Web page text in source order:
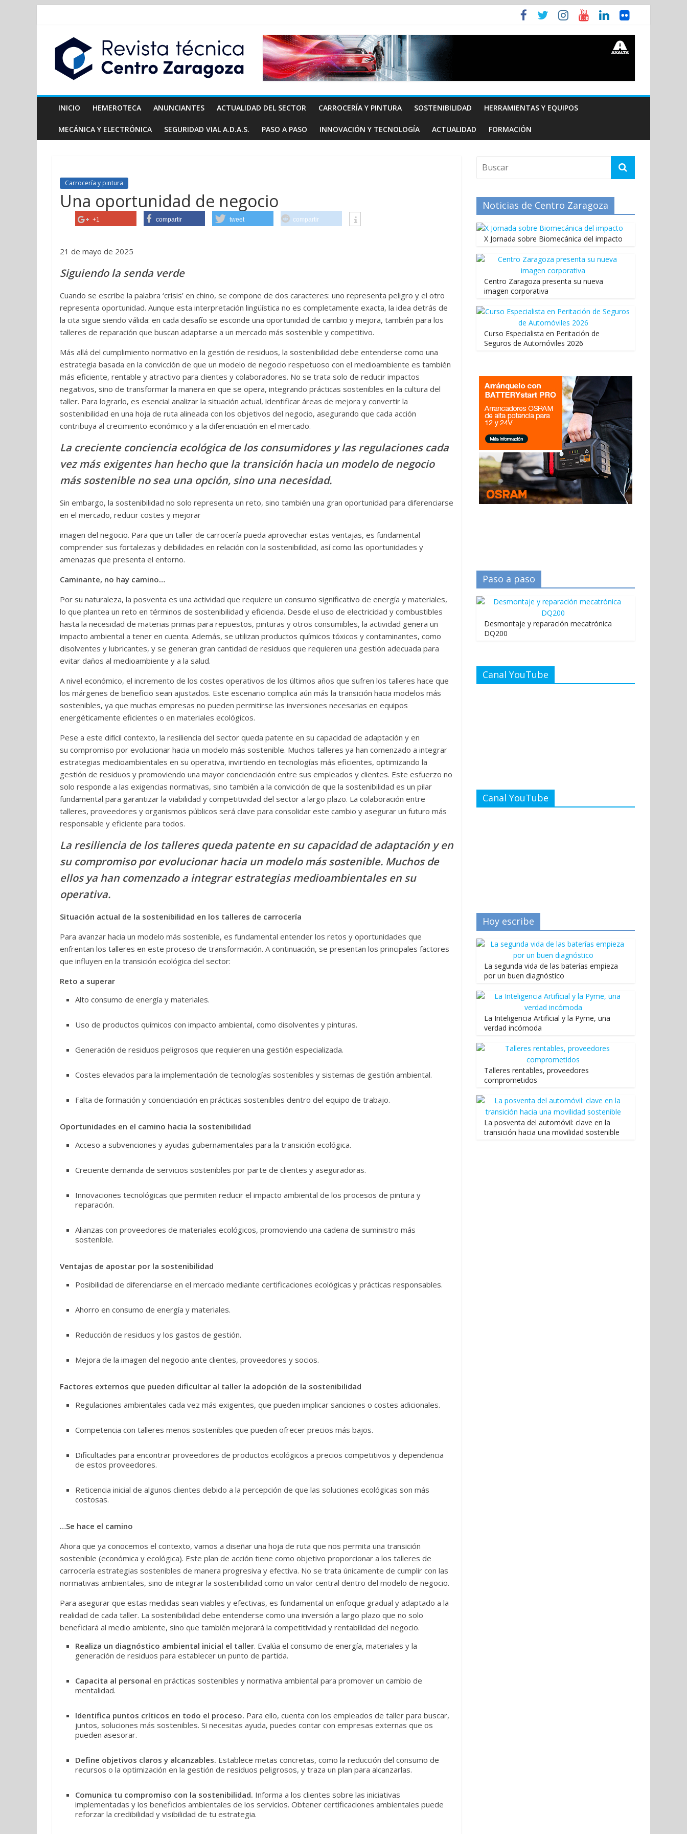
INICIO HEMEROTECA ANUNCIANTES ACTUALIDAD DEL SECTOR CARROCERÍA Y PINTURA SOSTENIBILIDAD HERRAMIENTAS Y EQUIPOS
MECÁNICA Y ELECTRÓNICA SEGURIDAD VIAL A.D.A.S. PASO A PASO INNOVACIÓN Y TECNOLOGÍA ACTUALIDAD FORMACIÓN
Carrocería y pintura
Una oportunidad de negocio
+1 compartir tweet compartir
21 de mayo de 2025
Siguiendo la senda verde
Cuando se escribe la palabra ‘crisis’ en chino, se compone de dos caracteres: uno representa peligro y el otro
representa oportunidad. Aunque esta interpretación lingüística no es completamente exacta, la idea detrás de
la cita sigue siendo válida: en cada desafío se esconde una oportunidad de cambio y mejora, también para los
talleres de reparación que buscan adaptarse a un mercado más sostenible y competitivo.
Más allá del cumplimiento normativo en la gestión de residuos, la sostenibilidad debe entenderse como una
estrategia basada en la convicción de que un modelo de negocio respetuoso con el medioambiente es también
más eficiente, rentable y atractivo para clientes y colaboradores. No se trata solo de reducir impactos
negativos, sino de transformar la manera en que se opera, integrando prácticas sostenibles en la cultura del
taller. Para lograrlo, es esencial analizar la situación actual, identificar áreas de mejora y convertir la
sostenibilidad en una hoja de ruta alineada con los objetivos del negocio, asegurando que cada acción
contribuya al crecimiento económico y a la diferenciación en el mercado.
La creciente conciencia ecológica de los consumidores y las regulaciones cada
vez más exigentes han hecho que la transición hacia un modelo de negocio
más sostenible no sea una opción, sino una necesidad.
Sin embargo, la sostenibilidad no solo representa un reto, sino también una gran oportunidad para diferenciarse
en el mercado, reducir costes y mejorar
imagen del negocio. Para que un taller de carrocería pueda aprovechar estas ventajas, es fundamental
comprender sus fortalezas y debilidades en relación con la sostenibilidad, así como las oportunidades y
amenazas que presenta el entorno.
Caminante, no hay camino…
Por su naturaleza, la posventa es una actividad que requiere un consumo significativo de energía y materiales,
lo que plantea un reto en términos de sostenibilidad y eficiencia. Desde el uso de electricidad y combustibles
hasta la necesidad de materias primas para repuestos, pinturas y otros consumibles, la actividad genera un
impacto ambiental a tener en cuenta. Además, se utilizan productos químicos tóxicos y contaminantes, como
disolventes y lubricantes, y se generan gran cantidad de residuos que requieren una gestión adecuada para
evitar daños al medioambiente y a la salud.
A nivel económico, el incremento de los costes operativos de los últimos años que sufren los talleres hace que
los márgenes de beneficio sean ajustados. Este escenario complica aún más la transición hacia modelos más
sostenibles, ya que muchas empresas no pueden permitirse las inversiones necesarias en equipos
energéticamente eficientes o en materiales ecológicos.
Pese a este difícil contexto, la resiliencia del sector queda patente en su capacidad de adaptación y en
su compromiso por evolucionar hacia un modelo más sostenible. Muchos talleres ya han comenzado a integrar
estrategias medioambientales en su operativa, invirtiendo en tecnologías más eficientes, optimizando la
gestión de residuos y promoviendo una mayor concienciación entre sus empleados y clientes. Este esfuerzo no
solo responde a las exigencias normativas, sino también a la convicción de que la sostenibilidad es un pilar
fundamental para garantizar la viabilidad y competitividad del sector a largo plazo. La colaboración entre
talleres, proveedores y organismos públicos será clave para consolidar este cambio y asegurar un futuro más
responsable y eficiente para todos.
La resiliencia de los talleres queda patente en su capacidad de adaptación y en
su compromiso por evolucionar hacia un modelo más sostenible. Muchos de
ellos ya han comenzado a integrar estrategias medioambientales en su
operativa.
Situación actual de la sostenibilidad en los talleres de carrocería
Para avanzar hacia un modelo más sostenible, es fundamental entender los retos y oportunidades que
enfrentan los talleres en este proceso de transformación. A continuación, se presentan los principales factores
que influyen en la transición ecológica del sector:
Reto a superar
Alto consumo de energía y materiales.
Uso de productos químicos con impacto ambiental, como disolventes y pinturas.
Generación de residuos peligrosos que requieren una gestión especializada.
Costes elevados para la implementación de tecnologías sostenibles y sistemas de gestión ambiental.
Falta de formación y concienciación en prácticas sostenibles dentro del equipo de trabajo.
Oportunidades en el camino hacia la sostenibilidad
Acceso a subvenciones y ayudas gubernamentales para la transición ecológica.
Creciente demanda de servicios sostenibles por parte de clientes y aseguradoras.
Innovaciones tecnológicas que permiten reducir el impacto ambiental de los procesos de pintura y
reparación.
Alianzas con proveedores de materiales ecológicos, promoviendo una cadena de suministro más
sostenible.
Ventajas de apostar por la sostenibilidad
Posibilidad de diferenciarse en el mercado mediante certificaciones ecológicas y prácticas responsables.
Ahorro en consumo de energía y materiales.
Reducción de residuos y los gastos de gestión.
Mejora de la imagen del negocio ante clientes, proveedores y socios.
Factores externos que pueden dificultar al taller la adopción de la sostenibilidad
Regulaciones ambientales cada vez más exigentes, que pueden implicar sanciones o costes adicionales.
Competencia con talleres menos sostenibles que pueden ofrecer precios más bajos.
Dificultades para encontrar proveedores de productos ecológicos a precios competitivos y dependencia
de estos proveedores.
Reticencia inicial de algunos clientes debido a la percepción de que las soluciones ecológicas son más
costosas.
…Se hace el camino
Ahora que ya conocemos el contexto, vamos a diseñar una hoja de ruta que nos permita una transición
sostenible (económica y ecológica). Este plan de acción tiene como objetivo proporcionar a los talleres de
carrocería estrategias sostenibles de manera progresiva y efectiva. No se trata únicamente de cumplir con las
normativas ambientales, sino de integrar la sostenibilidad como un valor central dentro del modelo de negocio.
Para asegurar que estas medidas sean viables y efectivas, es fundamental un enfoque gradual y adaptado a la
realidad de cada taller. La sostenibilidad debe entenderse como una inversión a largo plazo que no solo
beneficiará al medio ambiente, sino que también mejorará la competitividad y rentabilidad del negocio.
Realiza un diagnóstico ambiental inicial el taller. Evalúa el consumo de energía, materiales y la
generación de residuos para establecer un punto de partida.
Capacita al personal en prácticas sostenibles y normativa ambiental para promover un cambio de
mentalidad.
Identifica puntos críticos en todo el proceso. Para ello, cuenta con los empleados de taller para buscar,
juntos, soluciones más sostenibles. Si necesitas ayuda, puedes contar con empresas externas que os
pueden asesorar.
Define objetivos claros y alcanzables. Establece metas concretas, como la reducción del consumo de
recursos o la optimización en la gestión de residuos peligrosos, y traza un plan para alcanzarlas.
Comunica tu compromiso con la sostenibilidad. Informa a los clientes sobre las iniciativas
implementadas y los beneficios ambientales de los servicios. Obtener certificaciones ambientales puede
reforzar la credibilidad y visibilidad de tu estrategia.
Noticias de Centro Zaragoza
X Jornada sobre Biomecánica del impacto
Centro Zaragoza presenta su nueva
imagen corporativa
Curso Especialista en Peritación de
Seguros de Automóviles 2026
Paso a paso
Desmontaje y reparación mecatrónica
DQ200
Canal YouTube
Canal YouTube
Hoy escribe
La segunda vida de las baterías empieza
por un buen diagnóstico
La Inteligencia Artificial y la Pyme, una
verdad incómoda
Talleres rentables, proveedores
comprometidos
La posventa del automóvil: clave en la
transición hacia una movilidad sostenible